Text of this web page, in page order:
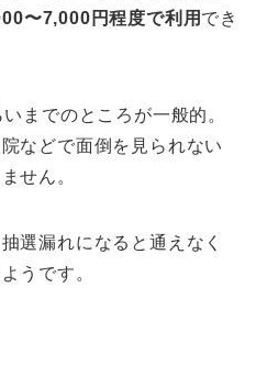
〜7,000円程度で利用 でき
までのところが一般的。
などで面倒を見られない
せん。
選漏れになると通えなく
うです。